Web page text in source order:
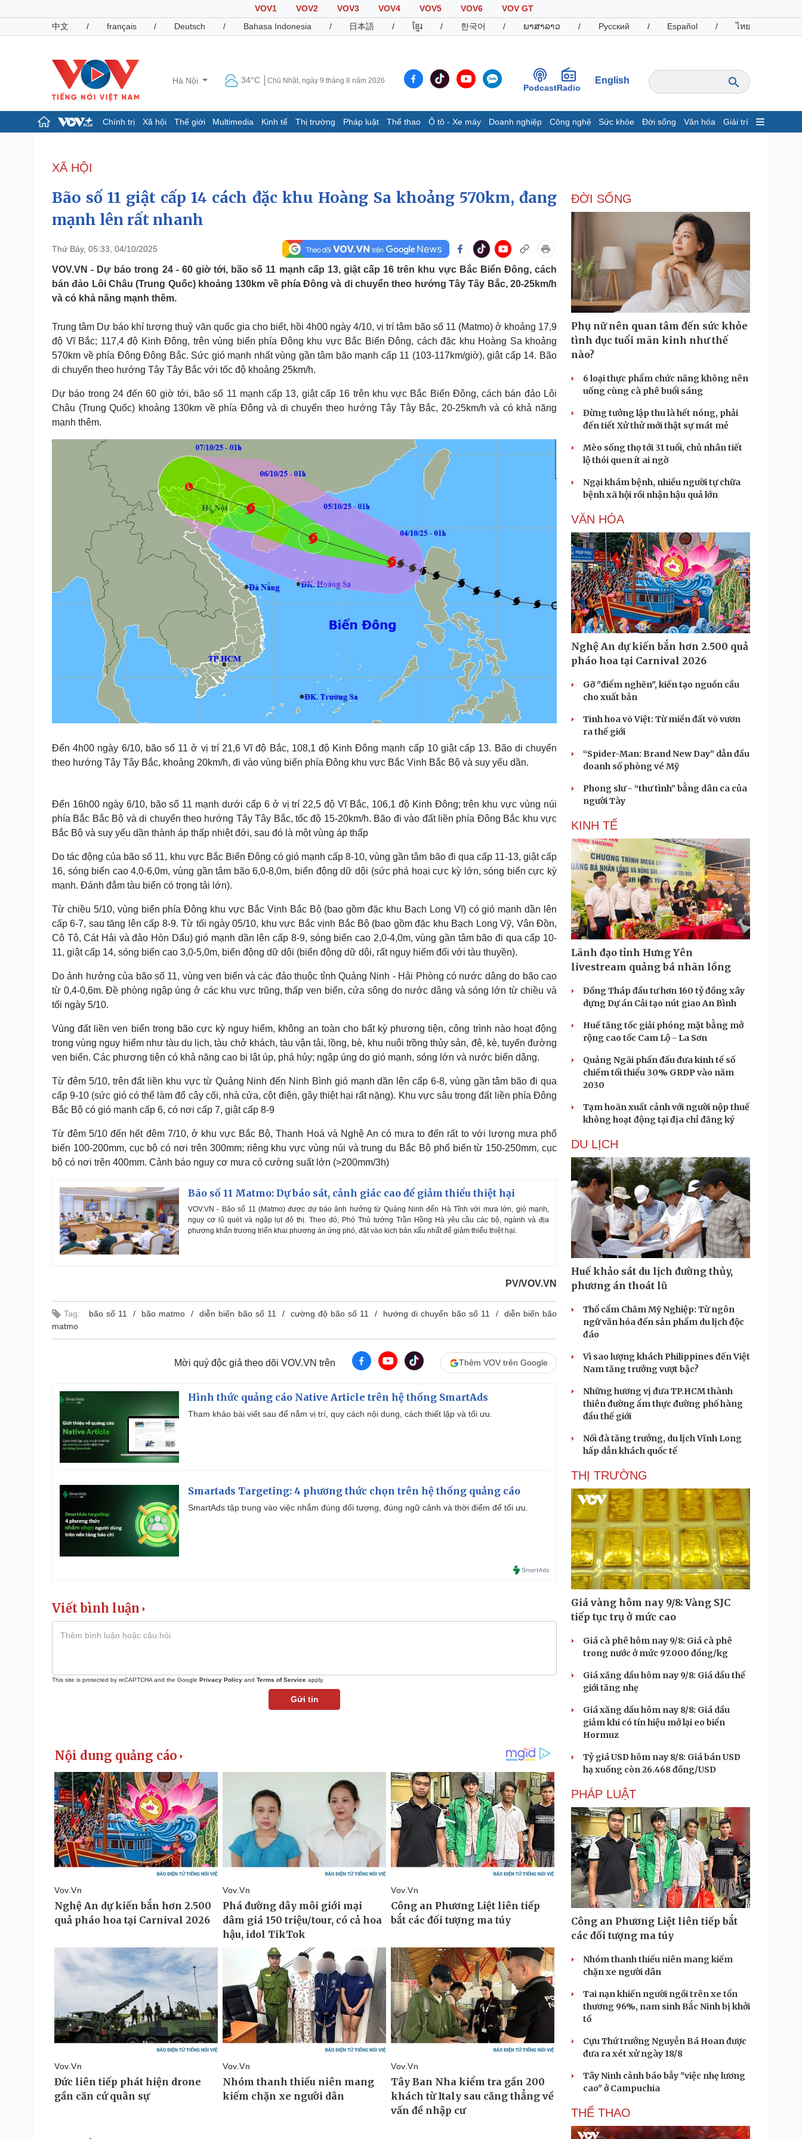
VOV1 VOV2 VOV3 VOV4 VOV5 VOV6
VOV GT
中文
/ français / Deutsch / Bahasa Indonesia / 日本語 / ខ្មែរ / 한국어 / ພາສາລາວ / Русский / Español / ไทย
Hà Nội 34°C Chủ Nhật, ngày 9 tháng 8 năm 2026
PodcastRadio
English
Chính trị Xã hội Thế giới Multimedia Kinh tế Thị trường Pháp luật Thể thao Ô tô - Xe máy Doanh nghiệp Công nghệ Sức khỏe Đời sống Văn hóa Giải trí
Đảng
Tổ chức nhân sự
Nhận diện sự thật
Giáo dục
Dấu ấn VOV
Việc làm
Biển đảo
E-Magazine
Infographic
Giá cà phê
Pháp luật
Tin nóng
Tư vấn luật
Việt Nam
Phân tích
Thể thao
Lịch thi đấu bóng đá
Thế giới thể thao
Ô tô - Xe máy
Xe máy
Tư vấn
Doanh nghiệp
Thông tin doanh nghiệp
Doanh nghiệp 24h
Doanh nhân
Vì cộng đồng
Công nghệ
Sành điệu
Tin Công nghệ
Trải nghiệm
Chuyển đổi số
Sức khỏe
Dinh dưỡng - món ngon
Cây thuốc
Sản phụ khoa
Nam khoa
Làm đẹp - giảm cân
Phòng mạch online
Đời sống
Nhà đẹp
Blog
Tình yêu - Gia đình
Văn hóa
Sân khấu - Điện ảnh
Văn học
Âm nhạc
Giải trí
Nghệ sĩ
Thời trang
Du lịch
Tư vấn
Săn Tour
Podcast
Cửa sổ tình yêu
Kể chuyện cho bé
Hạt giống tâm hồn
Cải chính
XÃ HỘI
Bão số 11 giật cấp 14 cách đặc khu Hoàng Sa khoảng 570km, đang
mạnh lên rất nhanh
Thứ Bảy, 05:33, 04/10/2025
VOV.VN - Dự báo trong 24 - 60 giờ tới, bão số 11 mạnh cấp 13, giật cấp 16 trên khu vực Bắc Biển Đông, cách
bán đảo Lôi Châu (Trung Quốc) khoảng 130km về phía Đông và di chuyển theo hướng Tây Tây Bắc, 20-25km/h
và có khả năng mạnh thêm.
Trung tâm Dự báo khí tượng thuỷ văn quốc gia cho biết, hồi 4h00 ngày 4/10, vị trí tâm bão số 11 (Matmo) ở khoảng 17,9
độ Vĩ Bắc; 117,4 độ Kinh Đông, trên vùng biển phía Đông khu vực Bắc Biển Đông, cách đặc khu Hoàng Sa khoảng
570km về phía Đông Đông Bắc. Sức gió mạnh nhất vùng gần tâm bão mạnh cấp 11 (103-117km/giờ), giật cấp 14. Bão
di chuyển theo hướng Tây Tây Bắc với tốc độ khoảng 25km/h.
Dự báo trong 24 đến 60 giờ tới, bão số 11 mạnh cấp 13, giật cấp 16 trên khu vực Bắc Biển Đông, cách bán đảo Lôi
Châu (Trung Quốc) khoảng 130km về phía Đông và di chuyển theo hướng Tây Tây Bắc, 20-25km/h và có khả năng
mạnh thêm.
Đến 4h00 ngày 6/10, bão số 11 ở vị trí 21,6 Vĩ độ Bắc, 108,1 độ Kinh Đông mạnh cấp 10 giật cấp 13. Bão di chuyển
theo hướng Tây Tây Bắc, khoảng 20km/h, đi vào vùng biển phía Đông khu vực Bắc Vịnh Bắc Bộ và suy yếu dần.
Đến 16h00 ngày 6/10, bão số 11 mạnh dưới cấp 6 ở vị trí 22,5 độ Vĩ Bắc, 106,1 độ Kinh Đông; trên khu vực vùng núi
phía Bắc Bắc Bộ và di chuyển theo hướng Tây Tây Bắc, tốc độ 15-20km/h. Bão đi vào đất liền phía Đông Bắc khu vực
Bắc Bộ và suy yếu dần thành áp thấp nhiệt đới, sau đó là một vùng áp thấp
Do tác động của bão số 11, khu vực Bắc Biển Đông có gió mạnh cấp 8-10, vùng gần tâm bão đi qua cấp 11-13, giật cấp
16, sóng biển cao 4,0-6,0m, vùng gần tâm bão 6,0-8,0m, biển động dữ dội (sức phá hoại cực kỳ lớn, sóng biển cực kỳ
mạnh. Đánh đắm tàu biển có trọng tải lớn).
Từ chiều 5/10, vùng biển phía Đông khu vực Bắc Vịnh Bắc Bộ (bao gồm đặc khu Bạch Long Vĩ) có gió mạnh dần lên
cấp 6-7, sau tăng lên cấp 8-9. Từ tối ngày 05/10, khu vực Bắc vịnh Bắc Bộ (bao gồm đặc khu Bạch Long Vỹ, Vân Đồn,
Cô Tô, Cát Hải và đảo Hòn Dấu) gió mạnh dần lên cấp 8-9, sóng biển cao 2,0-4,0m, vùng gần tâm bão đi qua cấp 10-
11, giật cấp 14, sóng biển cao 3,0-5,0m, biển động dữ dội (biển động dữ dội, rất nguy hiểm đối với tàu thuyền).
Do ảnh hưởng của bão số 11, vùng ven biển và các đảo thuộc tỉnh Quảng Ninh - Hải Phòng có nước dâng do bão cao
từ 0,4-0,6m. Đề phòng ngập úng ở các khu vực trũng, thấp ven biển, cửa sông do nước dâng và sóng lớn từ chiều và
tối ngày 5/10.
Vùng đất liền ven biển trong bão cực kỳ nguy hiểm, không an toàn cho bất kỳ phương tiện, công trình nào hoạt động
trong vùng nguy hiểm như tàu du lịch, tàu chở khách, tàu vận tải, lồng, bè, khu nuôi trồng thủy sản, đê, kè, tuyến đường
ven biển. Các phương tiện có khả năng cao bị lật úp, phá hủy; ngập úng do gió mạnh, sóng lớn và nước biển dâng.
Từ đêm 5/10, trên đất liền khu vực từ Quảng Ninh đến Ninh Bình gió mạnh dần lên cấp 6-8, vùng gần tâm bão đi qua
cấp 9-10 (sức gió có thể làm đổ cây cối, nhà cửa, cột điện, gây thiệt hại rất nặng). Khu vực sâu trong đất liền phía Đông
Bắc Bộ có gió mạnh cấp 6, có nơi cấp 7, giật cấp 8-9
Từ đêm 5/10 đến hết đêm 7/10, ở khu vực Bắc Bộ, Thanh Hoá và Nghệ An có mưa to đến rất to với lượng mưa phổ
biến 100-200mm, cục bộ có nơi trên 300mm; riêng khu vực vùng núi và trung du Bắc Bộ phổ biến từ 150-250mm, cục
bộ có nơi trên 400mm. Cảnh báo nguy cơ mưa có cường suất lớn (>200mm/3h)
Bão số 11 Matmo: Dự báo sát, cảnh giác cao để giảm thiểu thiệt hại
VOV.VN - Bão số 11 (Matmo) được dự báo ảnh hưởng từ Quảng Ninh đến Hà Tĩnh với mưa lớn, gió mạnh,
nguy cơ lũ quét và ngập lụt đô thị. Theo đó, Phó Thủ tướng Trần Hồng Hà yêu cầu các bộ, ngành và địa
phương khẩn trương triển khai phương án ứng phó, đặt vào kịch bản xấu nhất để giảm thiểu thiệt hại.
PV/VOV.VN
Tag: bão số 11 bão matmo diễn biến bão số 11 cường độ bão số 11 hướng di chuyển bão số 11
diễn biến bão
matmo
Mời quý độc giả theo dõi VOV.VN trên Thêm VOV trên Google
Hình thức quảng cáo Native Article trên hệ thống SmartAds
Tham khảo bài viết sau để nắm vị trí, quy cách nội dung, cách thiết lập và tối ưu.
Smartads Targeting: 4 phương thức chọn trên hệ thống quảng cáo
SmartAds tập trung vào việc nhắm đúng đối tượng, đúng ngữ cảnh và thời điểm để tối ưu.
Viết bình luận
This site is protected by reCAPTCHA and the Google Privacy Policy and Terms of Service apply.
Gửi tin
ĐỜI SỐNG
Phụ nữ nên quan tâm đến sức khỏe
tình dục tuổi mãn kinh như thế
nào?
6 loại thực phẩm chức năng không nên
uống cùng cà phê buổi sáng
Đừng tưởng lập thu là hết nóng, phải
đến tiết Xử thử mới thật sự mát mẻ
Mèo sống thọ tới 31 tuổi, chủ nhân tiết
lộ thói quen ít ai ngờ
Ngại khám bệnh, nhiều người tự chữa
bệnh xã hội rồi nhận hậu quả lớn
VĂN HÓA
Nghệ An dự kiến bắn hơn 2.500 quả
pháo hoa tại Carnival 2026
Gỡ "điểm nghẽn", kiến tạo nguồn cầu
cho xuất bản
Tinh hoa võ Việt: Từ miền đất võ vươn
ra thế giới
“Spider-Man: Brand New Day” dẫn đầu
doanh số phòng vé Mỹ
Phong slư - “thư tình” bằng dân ca của
người Tày
KINH TẾ
Lãnh đạo tỉnh Hưng Yên
livestream quảng bá nhãn lồng
Đồng Tháp đầu tư hơn 160 tỷ đồng xây
dựng Dự án Cải tạo nút giao An Bình
Huế tăng tốc giải phóng mặt bằng mở
rộng cao tốc Cam Lộ - La Sơn
Quảng Ngãi phấn đấu đưa kinh tế số
chiếm tối thiểu 30% GRDP vào năm
2030
Tạm hoãn xuất cảnh với người nộp thuế
không hoạt động tại địa chỉ đăng ký
DU LỊCH
Huế khảo sát du lịch đường thủy,
phương án thoát lũ
Thổ cẩm Chăm Mỹ Nghiệp: Từ ngôn
ngữ văn hóa đến sản phẩm du lịch độc
đáo
Vì sao lượng khách Philippines đến Việt
Nam tăng trưởng vượt bậc?
Những hương vị đưa TP.HCM thành
thiên đường ẩm thực đường phố hàng
đầu thế giới
Nối đà tăng trưởng, du lịch Vĩnh Long
hấp dẫn khách quốc tế
THỊ TRƯỜNG
Giá vàng hôm nay 9/8: Vàng SJC
tiếp tục trụ ở mức cao
Giá cà phê hôm nay 9/8: Giá cà phê
trong nước ở mức 97.000 đồng/kg
Giá xăng dầu hôm nay 9/8: Giá dầu thế
giới tăng nhẹ
Giá xăng dầu hôm nay 8/8: Giá dầu
giảm khi có tín hiệu mở lại eo biển
Hormuz
Tỷ giá USD hôm nay 8/8: Giá bán USD
hạ xuống còn 26.468 đồng/USD
PHÁP LUẬT
Công an Phương Liệt liên tiếp bắt
các đối tượng ma túy
Nhóm thanh thiếu niên mang kiếm
chặn xe người dân
Tai nạn khiến người ngồi trên xe tổn
thương 96%, nam sinh Bắc Ninh bị khởi
tố
Cựu Thứ trưởng Nguyễn Bá Hoan được
đưa ra xét xử ngày 18/8
Tây Ninh cảnh báo bẫy "việc nhẹ lương
cao" ở Campuchia
THỂ THAO